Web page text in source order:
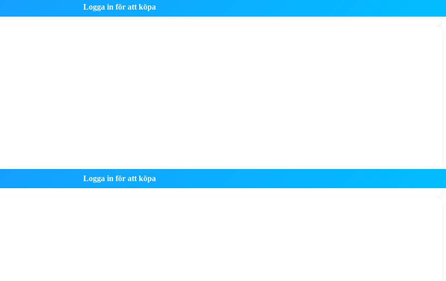
Logga in för att köpa
Logga in för att köpa